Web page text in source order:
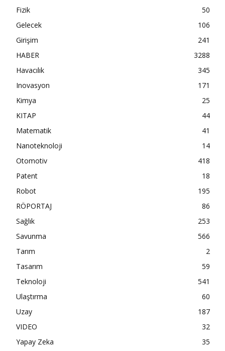
Fizik
50
Gelecek
106
Girişim
241
HABER
3288
Havacılık
345
Inovasyon
171
Kimya
25
KITAP
44
Matematik
41
Nanoteknoloji
14
Otomotiv
418
Patent
18
Robot
195
RÖPORTAJ
86
Sağlık
253
Savunma
566
Tarım
2
Tasarım
59
Teknoloji
541
Ulaştırma
60
Uzay
187
VIDEO
32
Yapay Zeka
35